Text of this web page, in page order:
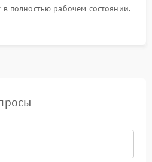
полностью рабочем состоянии.